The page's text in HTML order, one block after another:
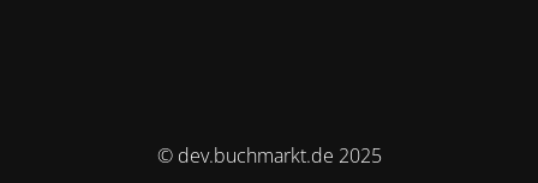
© dev.buchmarkt.de 2025